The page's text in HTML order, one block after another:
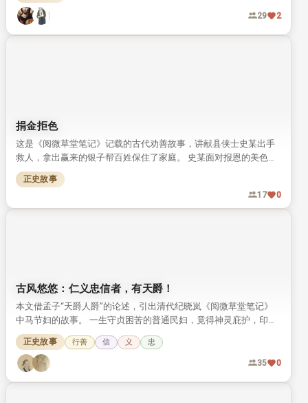
29 2
捐金拒色
这是《阅微草堂笔记》记载的古代劝善故事，讲献县侠士史某出手
救人，拿出赢来的银子帮百姓保住了家庭。 史某面对报恩的美色严
词拒绝，最终积累阴德，在全村大火中保住了一家三口的性命。
正史故事
17
0
古风悠悠：仁义忠信者，有天爵！
本文借孟子“天爵人爵”的论述，引出清代纪晓岚《阅微草堂笔记》
中马节妇的故事。 一生守贞困苦的普通民妇，竟得神灵庇护，印证
了“仁义忠信者自有天爵”的道理。
正史故事 行善 信 义 忠
35 0